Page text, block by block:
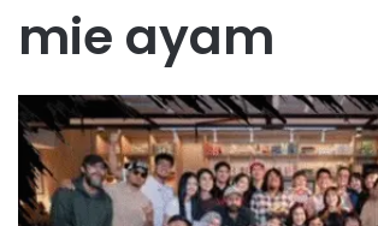
mie ayam